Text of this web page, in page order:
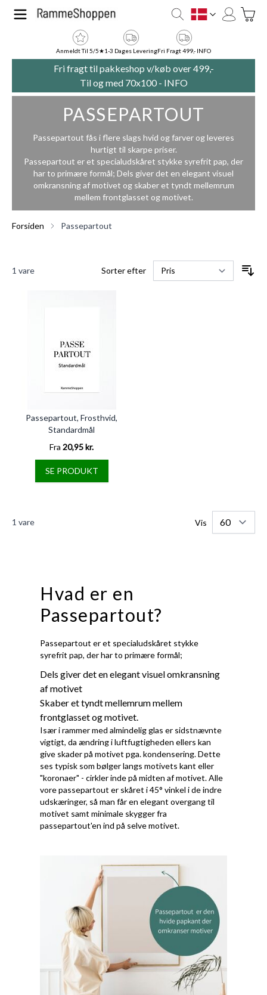
Skip to Content
DK
Anmeldt Til 5/5★1-3 Dages LeveringFri Fragt 499,- INFO
Fri fragt til pakkeshop v/køb over 499,-
Til og med 70x100 - INFO
PASSEPARTOUT
Passepartout fås i flere slags hvid og farver og leveres
hurtigt til skarpe priser.
Passepartout er et specialudskåret stykke syrefrit pap, der
har to primære formål; Dels giver det en elegant visuel
omkransning af motivet og skaber et tyndt mellemrum
mellem frontglasset og motivet.
Forsiden Passepartout
1 vare Sorter efter
Passepartout, Frosthvid,
Standardmål
Fra 20,95 kr.
SE PRODUKT
1 vare Vis
Hvad er en
Passepartout?
Passepartout er et specialudskåret stykke
syrefrit pap, der har to primære formål;
Dels giver det en elegant visuel omkransning
af motivet
Skaber et tyndt mellemrum mellem
frontglasset og motivet.
Især i rammer med almindelig glas er sidstnævnte
vigtigt, da ændring i luftfugtigheden ellers kan
give skader på motivet pga. kondensering. Dette
ses typisk som bølger langs motivets kant eller
"koronaer" - cirkler inde på midten af motivet. Alle
vore passepartout er skåret i 45° vinkel i de indre
udskæringer, så man får en elegant overgang til
motivet samt minimale skygger fra
passepartout'en ind på selve motivet.